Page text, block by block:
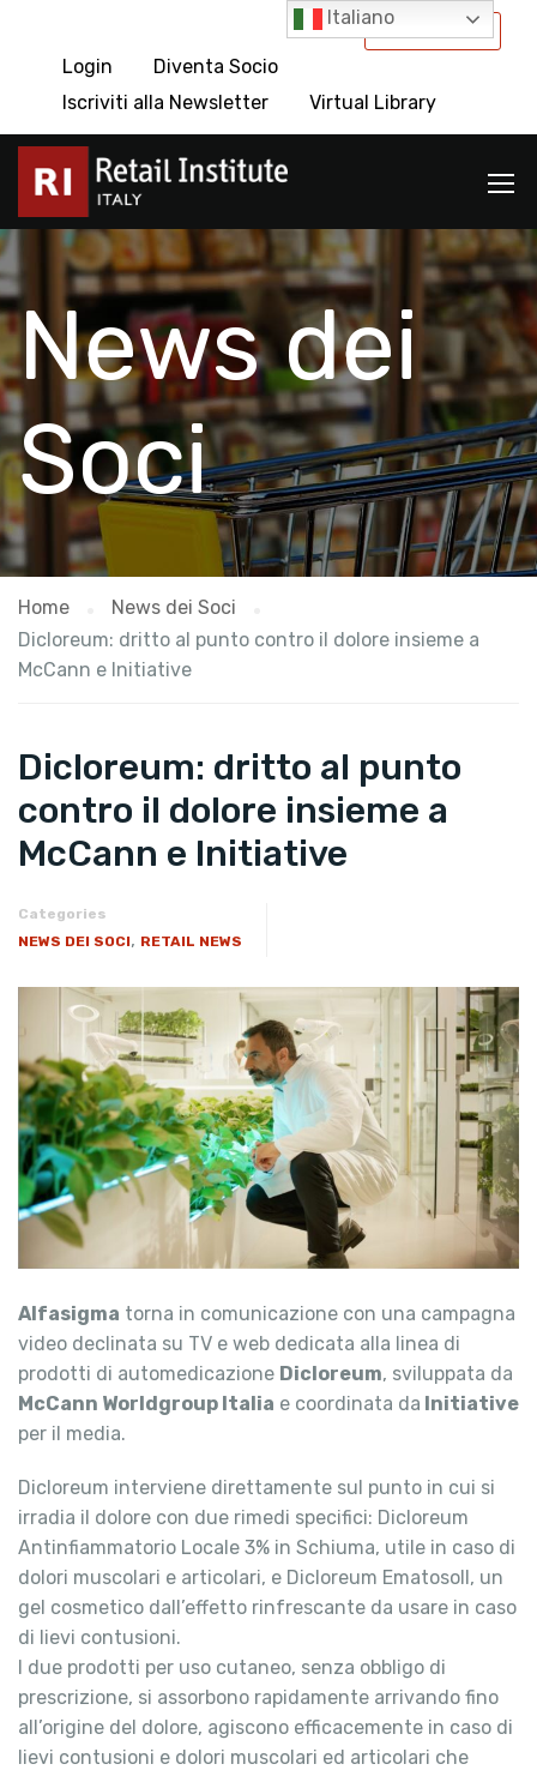
International
Login
Diventa Socio
Iscriviti alla Newsletter
Virtual Library
News dei
Soci
Home
News dei Soci
Dicloreum: dritto al punto contro il dolore insieme a
McCann e Initiative
Dicloreum: dritto al punto
contro il dolore insieme a
McCann e Initiative
Categories
NEWS DEI SOCI, RETAIL NEWS
Alfasigma torna in comunicazione con una campagna
video declinata su TV e web dedicata alla linea di
prodotti di automedicazione Dicloreum, sviluppata da
McCann Worldgroup Italia e coordinata da Initiative
per il media.
Dicloreum interviene direttamente sul punto in cui si
irradia il dolore con due rimedi specifici: Dicloreum
Antinfiammatorio Locale 3% in Schiuma, utile in caso di
dolori muscolari e articolari, e Dicloreum Ematosoll, un
gel cosmetico dall’effetto rinfrescante da usare in caso
di lievi contusioni.
I due prodotti per uso cutaneo, senza obbligo di
prescrizione, si assorbono rapidamente arrivando fino
all’origine del dolore, agiscono efficacemente in caso di
lievi contusioni e dolori muscolari ed articolari che
Italiano